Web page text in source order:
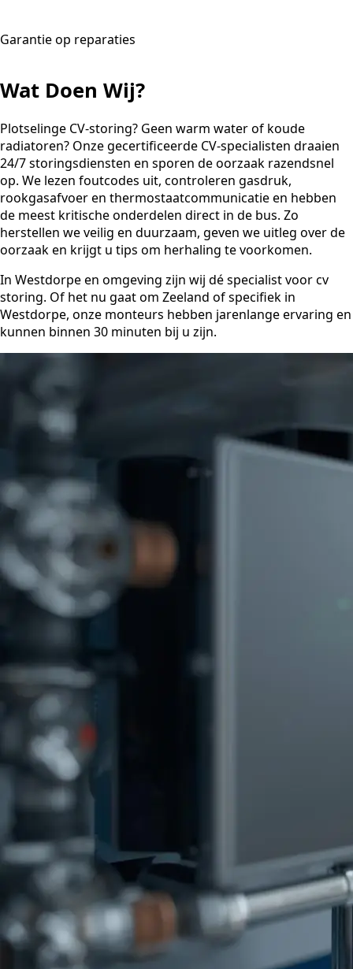
Garantie op reparaties
Wat Doen Wij?
Plotselinge CV-storing? Geen warm water of koude
radiatoren? Onze gecertificeerde CV-specialisten draaien
24/7 storingsdiensten en sporen de oorzaak razendsnel
op. We lezen foutcodes uit, controleren gasdruk,
rookgasafvoer en thermostaatcommunicatie en hebben
de meest kritische onderdelen direct in de bus. Zo
herstellen we veilig en duurzaam, geven we uitleg over de
oorzaak en krijgt u tips om herhaling te voorkomen.
In Westdorpe en omgeving zijn wij dé specialist voor cv
storing. Of het nu gaat om Zeeland of specifiek in
Westdorpe, onze monteurs hebben jarenlange ervaring en
kunnen binnen 30 minuten bij u zijn.